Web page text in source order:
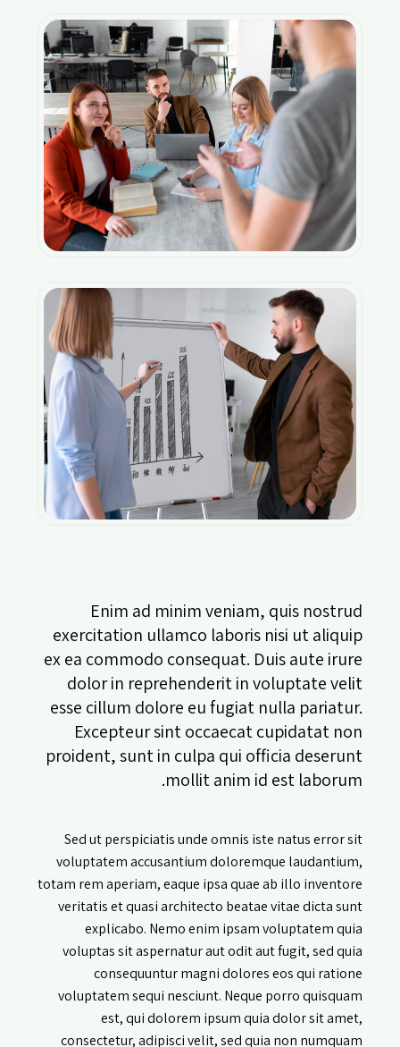
Enim ad minim veniam, quis nostrud
exercitation ullamco laboris nisi ut aliquip
ex ea commodo consequat. Duis aute irure
dolor in reprehenderit in voluptate velit
esse cillum dolore eu fugiat nulla pariatur.
Excepteur sint occaecat cupidatat non
proident, sunt in culpa qui officia deserunt
mollit anim id est laborum.
Sed ut perspiciatis unde omnis iste natus error sit
voluptatem accusantium doloremque laudantium,
totam rem aperiam, eaque ipsa quae ab illo inventore
veritatis et quasi architecto beatae vitae dicta sunt
explicabo. Nemo enim ipsam voluptatem quia
voluptas sit aspernatur aut odit aut fugit, sed quia
consequuntur magni dolores eos qui ratione
voluptatem sequi nesciunt. Neque porro quisquam
est, qui dolorem ipsum quia dolor sit amet,
consectetur, adipisci velit, sed quia non numquam